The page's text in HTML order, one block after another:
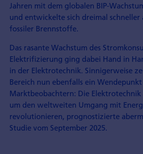
Jahren mit dem globalen BIP-
und entwickelte sich dreimal schneller
fossiler Brennstoffe.
Das rasante Wachstum des
Elektrifizierung ging dabei Hand in
in der Elektrotechnik. Sinnigerweise
Bereich nun ebenfalls ein
Marktbeobachtern: Die
um den weltweiten Umgang mit
revolutionieren, prognostizierte
Studie vom September 2025.